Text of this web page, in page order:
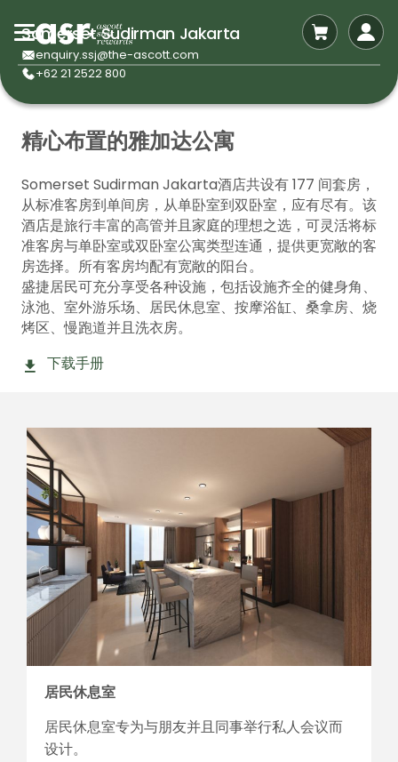
Somerset Sudirman Jakarta
enquiry.ssj@the-ascott.com
+62 21 2522 800
精心布置的雅加达公寓
Somerset Sudirman Jakarta酒店共设有 177 间套房，
从标准客房到单间房，从单卧室到双卧室，应有尽有。该
酒店是旅行丰富的高管并且家庭的理想之选，可灵活将标
准客房与单卧室或双卧室公寓类型连通，提供更宽敞的客
房选择。所有客房均配有宽敞的阳台。
盛捷居民可充分享受各种设施，包括设施齐全的健身角、
泳池、室外游乐场、居民休息室、按摩浴缸、桑拿房、烧
烤区、慢跑道并且洗衣房。
下载手册
居民休息室
居民休息室专为与朋友并且同事举行私人会议而
设计。